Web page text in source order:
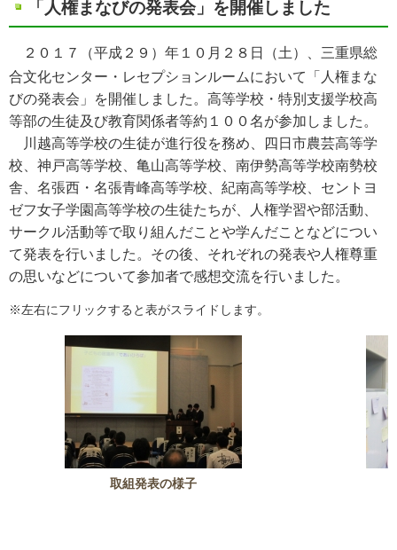
「人権まなびの発表会」を開催しました
２０１７（平成２９）年１０月２８日（土）、三重県総
合文化センター・レセプションルームにおいて「人権まな
びの発表会」を開催しました。高等学校・特別支援学校高
等部の生徒及び教育関係者等約１００名が参加しました。
川越高等学校の生徒が進行役を務め、四日市農芸高等学
校、神戸高等学校、亀山高等学校、南伊勢高等学校南勢校
舎、名張西・名張青峰高等学校、紀南高等学校、セントヨ
ゼフ女子学園高等学校の生徒たちが、人権学習や部活動、
サークル活動等で取り組んだことや学んだことなどについ
て発表を行いました。その後、それぞれの発表や人権尊重
の思いなどについて参加者で感想交流を行いました。
※左右にフリックすると表がスライドします。
取組発表の様子